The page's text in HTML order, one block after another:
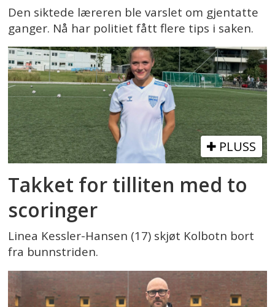
Den siktede læreren ble varslet om gjentatte
ganger. Nå har politiet fått flere tips i saken.
PLUSS
Takket for tilliten med to
scoringer
Linea Kessler-Hansen (17) skjøt Kolbotn bort
fra bunnstriden.